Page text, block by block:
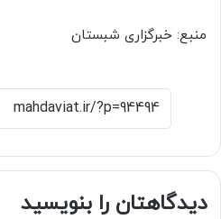
منبع: خبرگزاری شبستان
دیدگاهتان را بنویسید